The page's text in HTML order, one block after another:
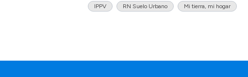
IPPV RN Suelo Urbano Mi tierra, mi hogar